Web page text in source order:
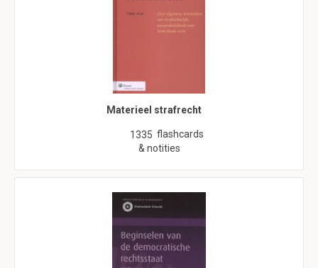
Materieel strafrecht
1335 flashcards
& notities